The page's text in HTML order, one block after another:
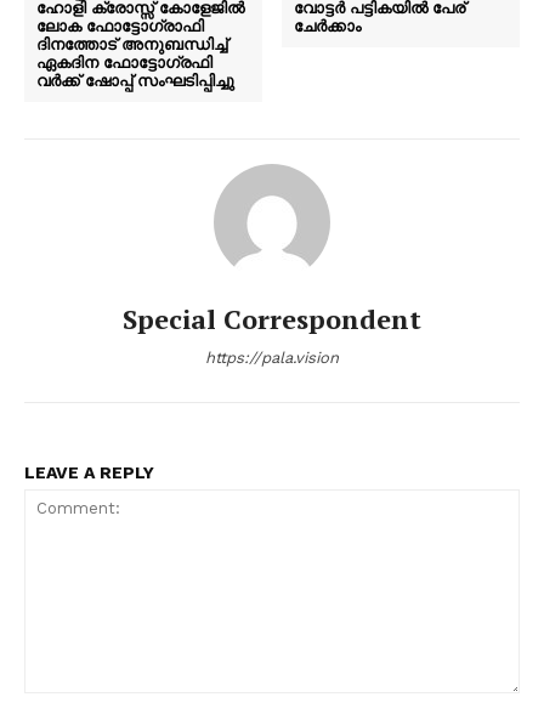
ഹോളി ക്രോസ്സ് കോളേജിൽ
ലോക ഫോട്ടോഗ്രാഫി
ദിനത്തോട് അനുബന്ധിച്ച്
ഏകദിന ഫോട്ടോ​ഗ്രഫി
വർക്ക്‌ ഷോപ്പ് സംഘടിപ്പിച്ചു
വോട്ടർ പട്ടികയിൽ പേര്
ചേർക്കാം
Special Correspondent
https://pala.vision
LEAVE A REPLY